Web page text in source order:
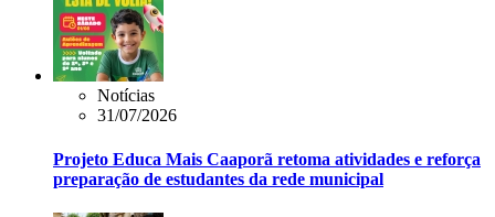
Notícias
31/07/2026
Projeto Educa Mais Caaporã retoma atividades e reforça
preparação de estudantes da rede municipal